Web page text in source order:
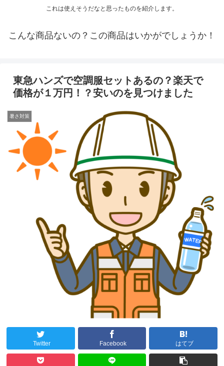
これは使えそうだなと思ったものを紹介します。
こんな商品ないの？この商品はいかがでしょうか！
東急ハンズで空調服セットあるの？楽天で
価格が１万円！？安いのを見つけました
暑さ対策
Twitter Facebook はてブ